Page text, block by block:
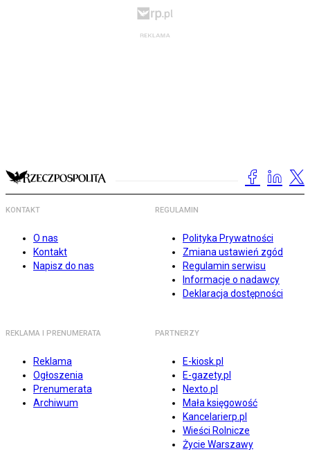
KONTAKT
O nas
Kontakt
Napisz do nas
REGULAMIN
Polityka Prywatności
Zmiana ustawień zgód
Regulamin serwisu
Informacje o nadawcy
Deklaracja dostępności
REKLAMA I PRENUMERATA
Reklama
Ogłoszenia
Prenumerata
Archiwum
PARTNERZY
E-kiosk.pl
E-gazety.pl
Nexto.pl
Mała księgowość
Kancelarierp.pl
Wieści Rolnicze
Życie Warszawy